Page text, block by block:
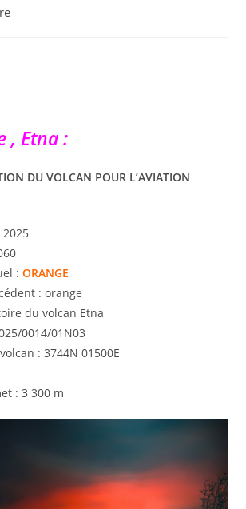
, Etna :
DU VOLCAN POUR L’AVIATION
:ORANGE
: orange
du volcan Etna
0014/01N03
: 3744N 01500E
: 3 300 m